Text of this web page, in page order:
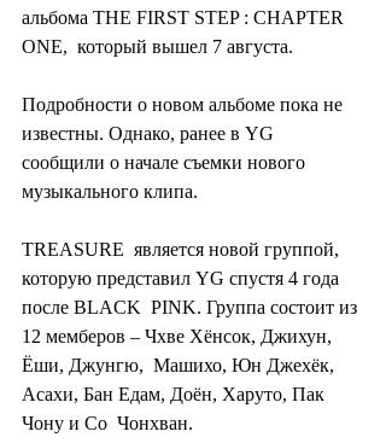
альбома THE FIRST STEP : CHAPTER
ONE,  который вышел 7 августа.
Подробности о новом альбоме пока не
известны. Однако, ранее в YG
сообщили о начале съемки нового
музыкального клипа.
TREASURE  является новой группой,
которую представил YG спустя 4 года
после BLACK  PINK. Группа состоит из
12 мемберов – Чхве Хёнсок, Джихун,
Ёши, Джунгю,  Машихо, Юн Джехёк,
Асахи, Бан Едам, Доён, Харуто, Пак
Чону и Со  Чонхван.